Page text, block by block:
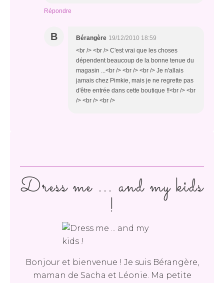
Répondre
B Bérangère 19/12/2010 18:59
<br /> <br /> C'est vrai que les choses
dépendent beaucoup de la bonne tenue du
magasin ...<br /> <br /> <br /> Je n'allais
jamais chez Pimkie, mais je ne regrette pas
d'être entrée dans cette boutique !!<br /> <br
/> <br /> <br />
Dress me ... and my kids
!
Bonjour et bienvenue ! Je suis Bérangère,
maman de Sacha et Léonie. Ma petite